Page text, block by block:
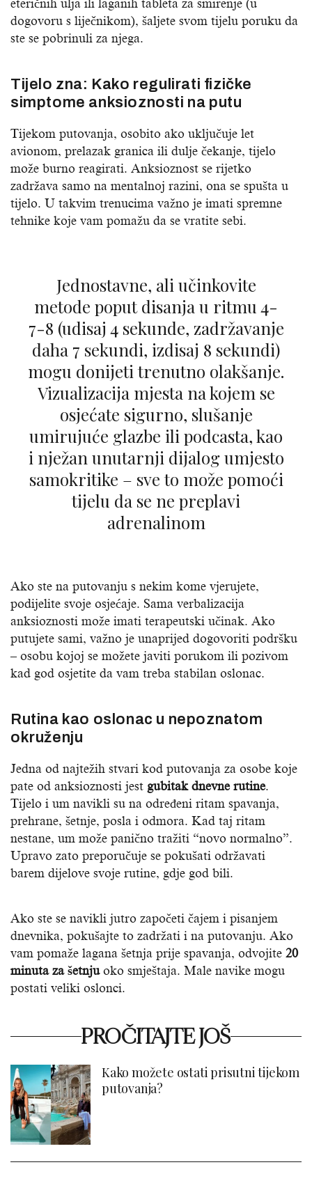
eteričnih ulja ili laganih tableta za smirenje (u
dogovoru s liječnikom), šaljete svom tijelu poruku da
ste se pobrinuli za njega.
Tijelo zna: Kako regulirati fizičke
simptome anksioznosti na putu
Tijekom putovanja, osobito ako uključuje let
avionom, prelazak granica ili dulje čekanje, tijelo
može burno reagirati. Anksioznost se rijetko
zadržava samo na mentalnoj razini, ona se spušta u
tijelo. U takvim trenucima važno je imati spremne
tehnike koje vam pomažu da se vratite sebi.
Jednostavne, ali učinkovite
metode poput disanja u ritmu 4-
7-8 (udisaj 4 sekunde, zadržavanje
daha 7 sekundi, izdisaj 8 sekundi)
mogu donijeti trenutno olakšanje.
Vizualizacija mjesta na kojem se
osjećate sigurno, slušanje
umirujuće glazbe ili podcasta, kao
i nježan unutarnji dijalog umjesto
samokritike – sve to može pomoći
tijelu da se ne preplavi
adrenalinom
Ako ste na putovanju s nekim kome vjerujete,
podijelite svoje osjećaje. Sama verbalizacija
anksioznosti može imati terapeutski učinak. Ako
putujete sami, važno je unaprijed dogovoriti podršku
– osobu kojoj se možete javiti porukom ili pozivom
kad god osjetite da vam treba stabilan oslonac.
Rutina kao oslonac u nepoznatom
okruženju
Jedna od najtežih stvari kod putovanja za osobe koje
pate od anksioznosti jest gubitak dnevne rutine.
Tijelo i um navikli su na određeni ritam spavanja,
prehrane, šetnje, posla i odmora. Kad taj ritam
nestane, um može panično tražiti “novo normalno”.
Upravo zato preporučuje se pokušati održavati
barem dijelove svoje rutine, gdje god bili.
Ako ste se navikli jutro započeti čajem i pisanjem
dnevnika, pokušajte to zadržati i na putovanju. Ako
vam pomaže lagana šetnja prije spavanja, odvojite 20
minuta za šetnjuoko smještaja. Male navike mogu
postati veliki oslonci.
PROČITAJTE JOŠ
Kako možete ostati prisutni tijekom
putovanja?